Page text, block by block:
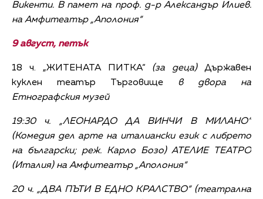
Викенти. В памет на проф. д-р Александър Илиев.
на Амфитеатър „Аполония“
9 август, петък
18 ч. „ЖИТЕНАТА ПИТКА“ (за деца)Държавен
куклен театър Търговище в двора на
Етнографския музей
19:30 ч. „ЛЕОНАРДО ДА ВИНЧИ В МИЛАНО“
(Комедия дел арте на италиански език с либрето
на български; реж. Карло Бозо)АТЕЛИЕ ТЕАТРО
(Италия) на Амфитеатър „Аполония“
20 ч. „ДВА ПЪТИ В ЕДНО КРАЛСТВО“ (театрална